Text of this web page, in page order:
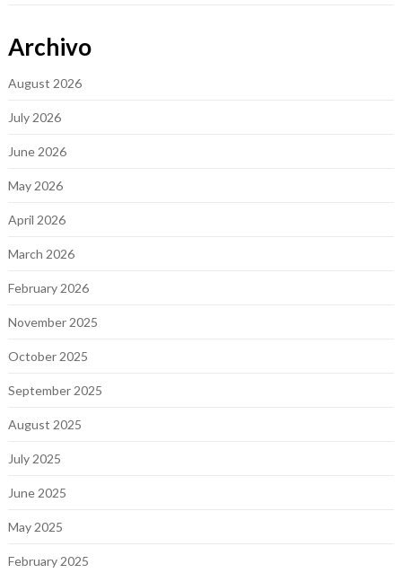
Archivo
August 2026
July 2026
June 2026
May 2026
April 2026
March 2026
February 2026
November 2025
October 2025
September 2025
August 2025
July 2025
June 2025
May 2025
February 2025